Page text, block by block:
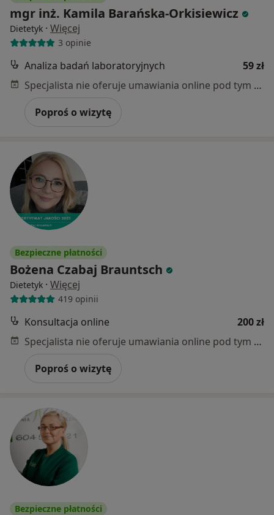
mgr inż. Kamila Barańska-Orkisiewicz
Dietetyk · Więcej
3 opinie
Analiza badań laboratoryjnych
59 zł
Specjalista nie oferuje umawiania online pod tym adresem.
Poproś o wizytę
Bezpieczne płatności
Bożena Czabaj Brauntsch
Dietetyk · Więcej
419 opinii
Konsultacja online
200 zł
Specjalista nie oferuje umawiania online pod tym adresem.
Poproś o wizytę
Bezpieczne płatności